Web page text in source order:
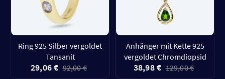
Ring 925 Silber vergoldet
Tansanit
29,06 € 92,00 €
Anhänger mit Kette 925
vergoldet Chromdiopsid
38,98 € 129,00 €